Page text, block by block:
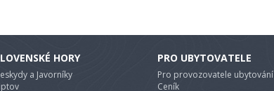
HORY
a Javorníky
PRO UBYTOVATELE
Pro provozovatele ubytování
Ceník